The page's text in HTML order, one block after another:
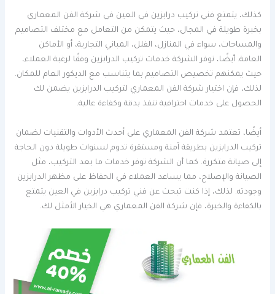
كذلك، يتمتع فني تركيب درابزين في العين في شركة الفن المعماري
بخبرة طويلة في المجال، حيث يتمكن من التعامل مع مختلف التصاميم
والمساحات، سواء في المنازل، الفلل، المباني التجارية، أو الأماكن
العامة. أيضًا، توفر الشركة خدمات تركيب الدرابزين وفقًا لرغبة العملاء،
حيث يمكنهم تخصيص التصاميم بما يتناسب مع الديكور العام للمكان.
لذلك، فإن اختيار شركة الفن المعماري لتركيب الدرابزين يضمن لك
الحصول على خدمات احترافية تنفذ بدقة وكفاءة عالية.
أيضًا، تعتمد شركة الفن المعماري على أحدث الأدوات والتقنيات لضمان
تركيب الدرابزين بطريقة آمنة ومستقرة تدوم لسنوات طويلة دون الحاجة
إلى صيانة متكررة. كما أن الشركة توفر خدمات ما بعد التركيب، مثل
الصيانة والإصلاح، مما يساعد العملاء في الحفاظ على مظهر الدرابزين
وجودته. لذلك، إذا كنت تبحث عن فني تركيب درابزين في العين يتمتع
بالكفاءة والخبرة، فإن شركة الفن المعماري هي الخيار الأمثل لك.